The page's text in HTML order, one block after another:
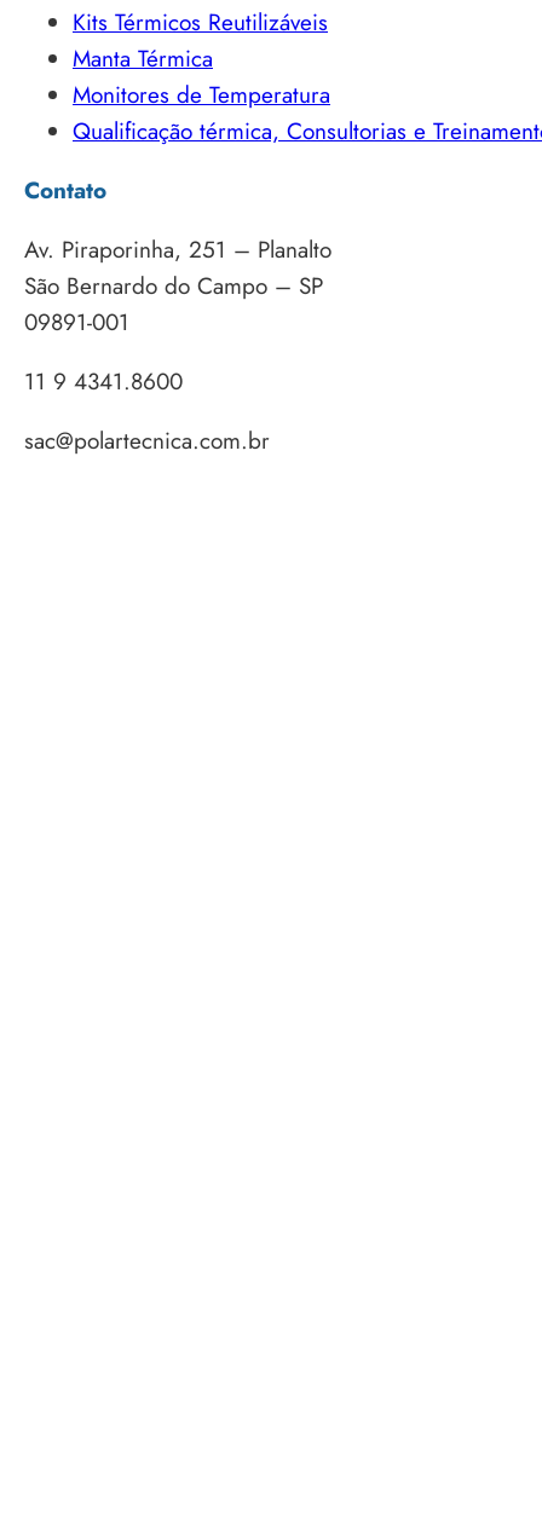
Kits Térmicos Reutilizáveis
Manta Térmica
Monitores de Temperatura
Qualificação térmica, Consultorias e
Contato
Av. Piraporinha, 251 – Planalto
São Bernardo do Campo – SP
09891-001
11 9 4341.8600
sac@polartecnica.com.br